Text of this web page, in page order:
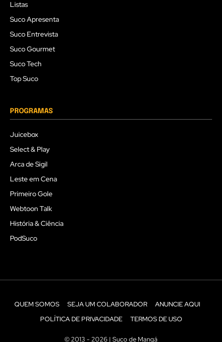
Listas
Suco Apresenta
Suco Entrevista
Suco Gourmet
Suco Tech
Top Suco
PROGRAMAS
Juicebox
Select & Play
Arca de Sigil
Leste em Cena
Primeiro Gole
Webtoon Talk
História & Ciência
PodSuco
QUEM SOMOS SEJA UM COLABORADOR
ANUNCIE AQUI
POLÍTICA DE PRIVACIDADE
TERMOS DE USO
© 2013 - 2026 | Suco de Mangá